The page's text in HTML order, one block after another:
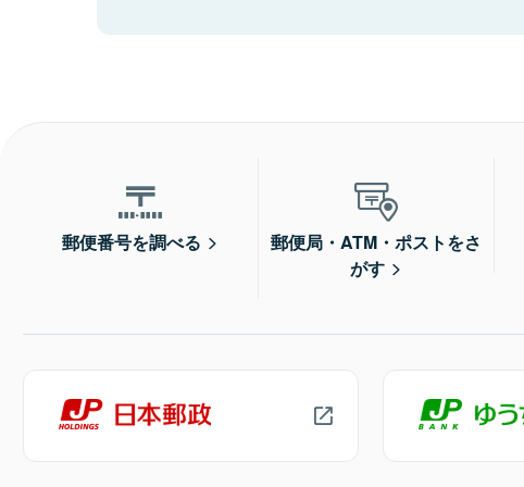
郵便番号を調べる
郵便局・ATM・ポストをさ
がす